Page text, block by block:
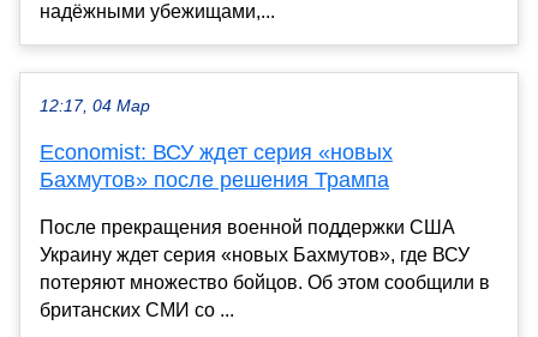
надёжными убежищами,...
12:17, 04 Мар
Economist: ВСУ ждет серия «новых
Бахмутов» после решения Трампа
После прекращения военной поддержки США
Украину ждет серия «новых Бахмутов», где ВСУ
потеряют множество бойцов. Об этом сообщили в
британских СМИ со ...